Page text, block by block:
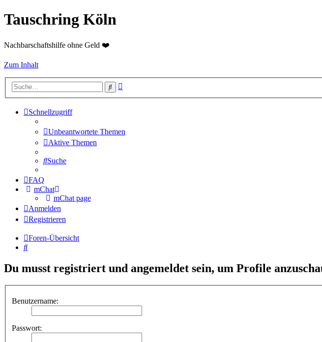
Tauschring Köln
Nachbarschaftshilfe ohne Geld ❤️
Zum Inhalt
Suche
Schnellzugriff
Unbeantwortete Themen
Aktive Themen
Suche
FAQ
mChat
mChat page
Anmelden
Registrieren
Foren-Übersicht
Suche
Du musst registriert und angemeldet sein, um Profile
Benutzername:
Passwort: